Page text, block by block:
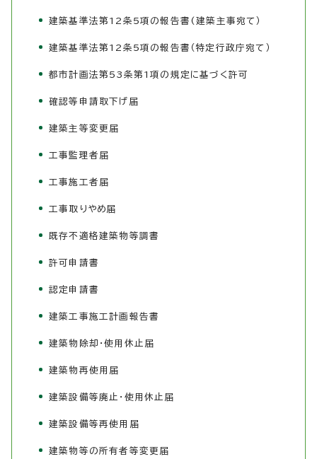
建築基準法第12条5項の報告書(建築主事宛て）
建築基準法第12条5項の報告書（特定行政庁宛て）
都市計画法第53条第1項の規定に基づく許可
確認等申請取下げ届
建築主等変更届
工事監理者届
工事施工者届
工事取りやめ届
既存不適格建築物等調書
許可申請書
認定申請書
建築工事施工計画報告書
建築物除却・使用休止届
建築物再使用届
建築設備等廃止・使用休止届
建築設備等再使用届
建築物等の所有者等変更届